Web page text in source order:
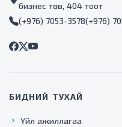
бизнес төв, 404 тоот
(+976) 7053-3578(+976)
БИДНИЙ ТУХАЙ
Үйл ажиллагаа